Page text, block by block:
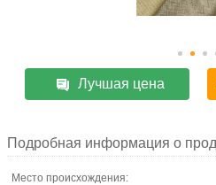
Лучшая цена
Подробная информация о
Место происхождения: